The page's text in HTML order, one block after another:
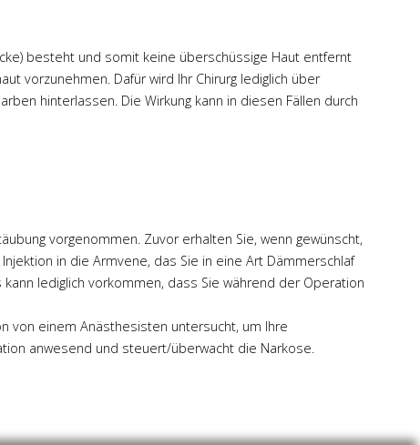
besteht und somit keine überschüssige Haut entfernt
vorzunehmen. Dafür wird Ihr Chirurg lediglich über
hinterlassen. Die Wirkung kann in diesen Fällen durch
vorgenommen. Zuvor erhalten Sie, wenn gewünscht,
in die Armvene, das Sie in eine Art Dämmerschlaf
lediglich vorkommen, dass Sie während der Operation
von einem Anästhesisten untersucht, um Ihre
anwesend und steuert/überwacht die Narkose.